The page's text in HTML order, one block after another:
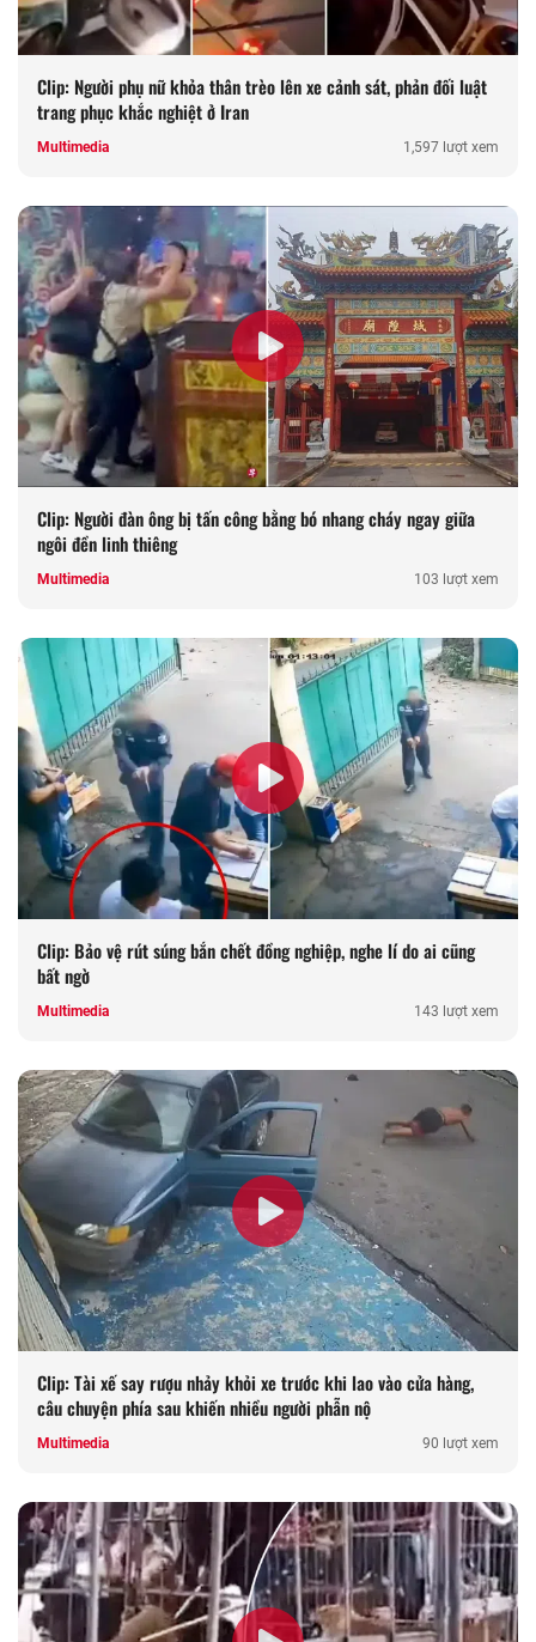
Clip: Người phụ nữ khỏa thân trèo lên xe cảnh sát, phản đối luật
trang phục khắc nghiệt ở Iran
Multimedia 1,597 lượt xem
Clip: Người đàn ông bị tấn công bằng bó nhang cháy ngay giữa
ngôi đền linh thiêng
Multimedia 103 lượt xem
Clip: Bảo vệ rút súng bắn chết đồng nghiệp, nghe lí do ai cũng
bất ngờ
Multimedia 143 lượt xem
Clip: Tài xế say rượu nhảy khỏi xe trước khi lao vào cửa hàng,
câu chuyện phía sau khiến nhiều người phẫn nộ
Multimedia 90 lượt xem